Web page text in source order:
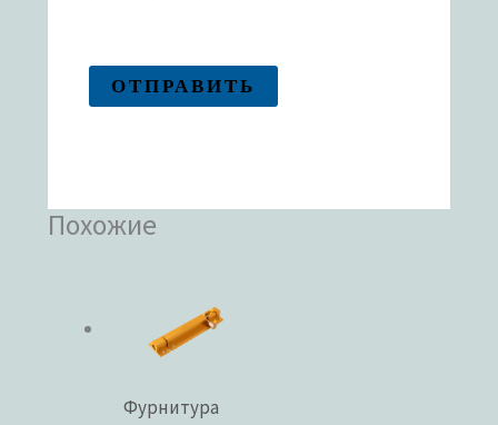
Похожие
Фурнитура